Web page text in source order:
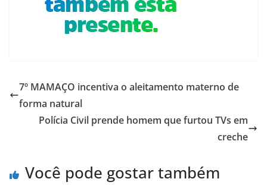
7º MAMAÇO incentiva o aleitamento materno de
forma natural
Polícia Civil prende homem que furtou TVs em
creche
Você pode gostar também